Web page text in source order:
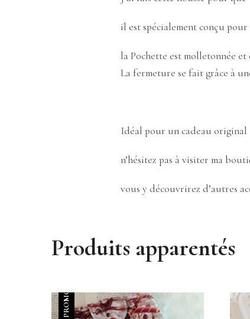
il est spécialement conçu
la Pochette est molletonnée
La fermeture se fait grâce à
Idéal pour un cadeau original
n’hésitez pas à visiter ma
vous y découvrirez d’autres
Produits apparentés
PROMO !